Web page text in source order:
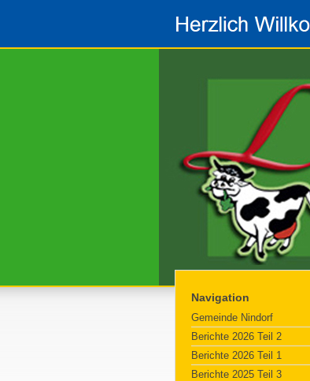
Navigation
Gemeinde Nindorf
Berichte 2026 Teil 2
Berichte 2026 Teil 1
Berichte 2025 Teil 3